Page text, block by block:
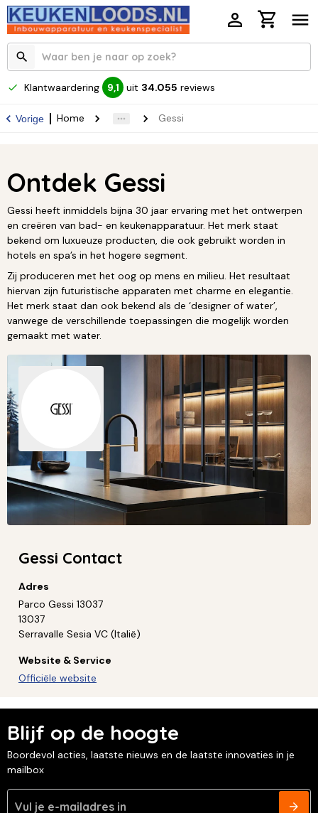
Klantwaardering 9,1 uit 34.055 reviews
Vorige Home Gessi
Ontdek Gessi
Gessi heeft inmiddels bijna 30 jaar ervaring met het ontwerpen
en creëren van bad- en keukenapparatuur. Het merk staat
bekend om luxueuze producten, die ook gebruikt worden in
hotels en spa’s in het hogere segment.
Zij produceren met het oog op mens en milieu. Het resultaat
hiervan zijn futuristische apparaten met charme en elegantie.
Het merk staat dan ook bekend als de ‘designer of water’,
vanwege de verschillende toepassingen die mogelijk worden
gemaakt met water.
Gessi Contact
Adres
Parco Gessi 13037
13037
Serravalle Sesia VC (Italië)
Website & Service
Officiële website
Blijf op de hoogte
Boordevol acties, laatste nieuws en de laatste innovaties in je
mailbox